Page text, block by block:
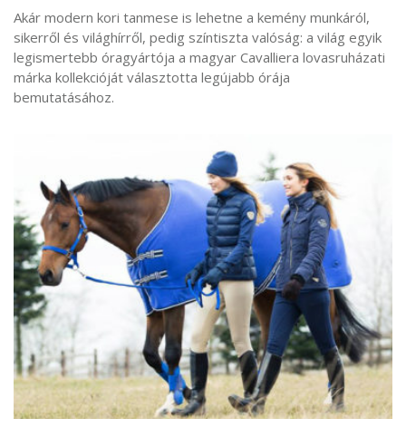
Akár modern kori tanmese is lehetne a kemény munkáról,
sikerről és világhírről, pedig színtiszta valóság: a világ egyik
legismertebb óragyártója a magyar Cavalliera lovasruházati
márka kollekcióját választotta legújabb órája
bemutatásához.